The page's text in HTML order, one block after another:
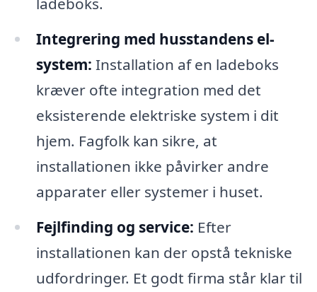
Integrering med husstandens el-
system: Installation af en ladeboks
kræver ofte integration med det
eksisterende elektriske system i dit
hjem. Fagfolk kan sikre, at
installationen ikke påvirker andre
apparater eller systemer i huset.
Fejlfinding og service: Efter
installationen kan der opstå tekniske
udfordringer. Et godt firma står klar til